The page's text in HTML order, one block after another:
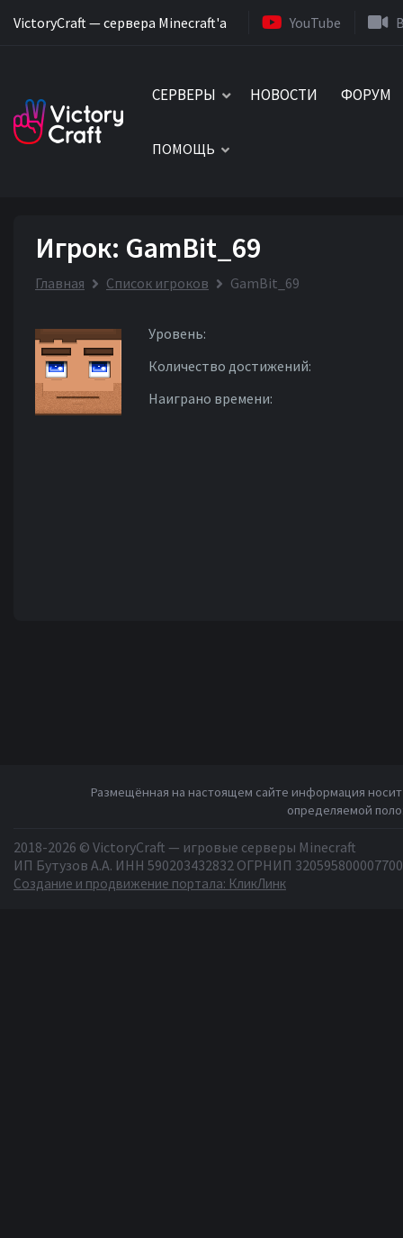
VictoryCraft — сервера Minecraft'a YouTube
СЕРВЕРЫ НОВОСТИ ФОРУМ
ПОМОЩЬ
Игрок: GamBit_69
Главная Список игроков GamBit_69
Уровень:
Количество достижений:
Наиграно времени:
Размещённая на настоящем сайте информация
определяемой
2018-2026 © VictoryCraft — игровые серверы Minecraft
ИП Бутузов А.А. ИНН 590203432832 ОГРНИП 320595800007700
Создание и продвижение портала: КликЛинк